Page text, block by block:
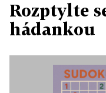
Rozptylte
hádankou